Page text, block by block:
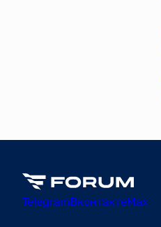
TelegramВконтактеMax